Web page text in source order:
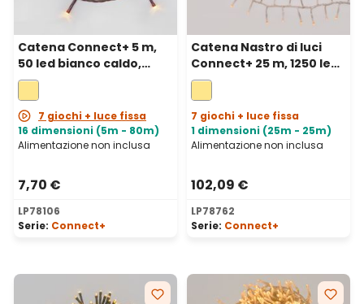
Catena Connect+ 5 m,
50 led bianco caldo,
cavo marrone,
prolungabile
7 giochi + luce fissa
16 dimensioni (5m - 80m)
Alimentazione non inclusa
7,70 €
LP78106
Serie: Connect+
Catena Nastro di luci
Connect+ 25 m, 1250 led
bianco caldo, cavo
trasparente,
prolungabile
7 giochi + luce fissa
1 dimensioni (25m - 25m)
Alimentazione non inclusa
102,09 €
LP78762
Serie: Connect+